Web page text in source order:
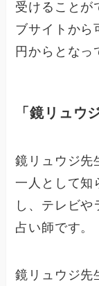
受けることが
ブサイトから
円からとなっ
「鏡リュウ
鏡リュウジ先
一人として知
し、テレビ
占い師です。
鏡リュウジ先